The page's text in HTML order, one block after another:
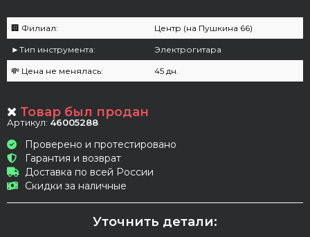
🏢 Филиал: Центр (на Пушкина 66)
►Тип инструмента: Электрогитара
💸 Цена не менялась: 45 дн.
Товар был продан
Артикул: 46005288
Проверено и протестировано
Гарантия и возврат
Доставка по всей России
Скидки за наличные
Уточнить детали: